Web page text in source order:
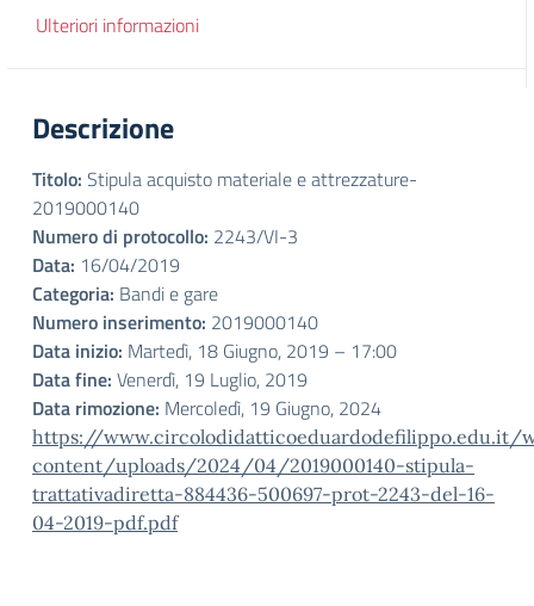
Ulteriori informazioni
Descrizione
Titolo: Stipula acquisto materiale e attrezzature-
2019000140
Numero di protocollo: 2243/VI-3
Data: 16/04/2019
Categoria: Bandi e gare
Numero inserimento: 2019000140
Data inizio: Martedì, 18 Giugno, 2019 – 17:00
Data fine: Venerdì, 19 Luglio, 2019
Data rimozione: Mercoledì, 19 Giugno, 2024
https://www.circolodidatticoeduardodefilippo.edu.it/
content/uploads/2024/04/2019000140-stipula-
trattativadiretta-884436-500697-prot-2243-del-16-
04-2019-pdf.pdf